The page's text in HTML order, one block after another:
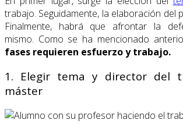
trabajo. Seguidamente, la elaboración del
Finalmente, habrá que afrontar la
mismo. Como se ha mencionado
fases requieren esfuerzo y trabajo.
1. Elegir tema y director del
máster